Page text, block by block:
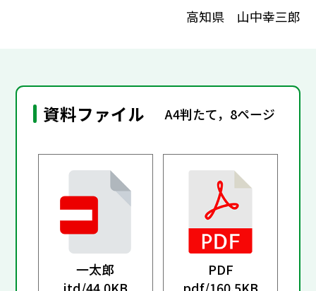
高知県 山中幸三郎
資料ファイル A4判たて，8ページ
一太郎
jtd/44.0KB
PDF
pdf/160.5KB